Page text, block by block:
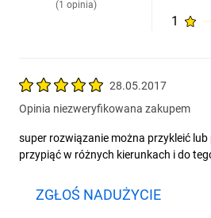
(1 opinia)
1
28.05.2017
Opinia niezweryfikowana zakupem
super rozwiązanie można przykleić
przypiąć w różnych kierunkach i do
ZGŁOŚ NADUŻYCIE